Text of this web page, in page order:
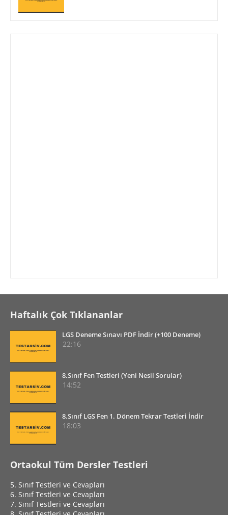
Haftalık Çok Tıklananlar
LGS Deneme Sınavı PDF İndir (+100 Deneme)
22:16
8.Sınıf Fen Testleri (Yeni Nesil Sorular)
14:52
8.Sınıf LGS Fen 1. Dönem Tekrar Testleri İndir
18:03
Ortaokul Tüm Dersler Testleri
5. Sınıf Testleri ve Cevapları
6. Sınıf Testleri ve Cevapları
7. Sınıf Testleri ve Cevapları